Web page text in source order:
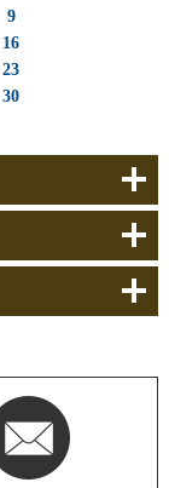
9
16
23
30